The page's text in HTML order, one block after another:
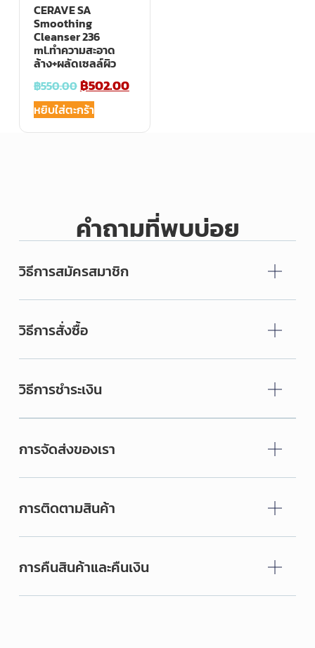
CERAVE SA
Smoothing
Cleanser 236
ml.ทำความสะอาด
ล้าง+ผลัดเซลล์ผิว
฿550.00฿502.00
หยิบใส่ตะกร้า
คำถามที่พบบ่อย
วิธีการสมัครสมาชิก
วิธีการสั่งซื้อ
วิธีการชำระเงิน
การจัดส่งของเรา
การติดตามสินค้า
การคืนสินค้าและคืนเงิน